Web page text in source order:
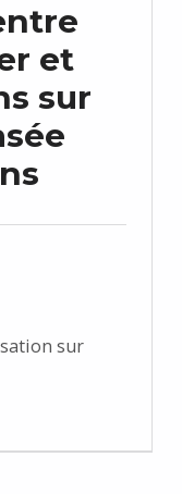
et
sur
sur